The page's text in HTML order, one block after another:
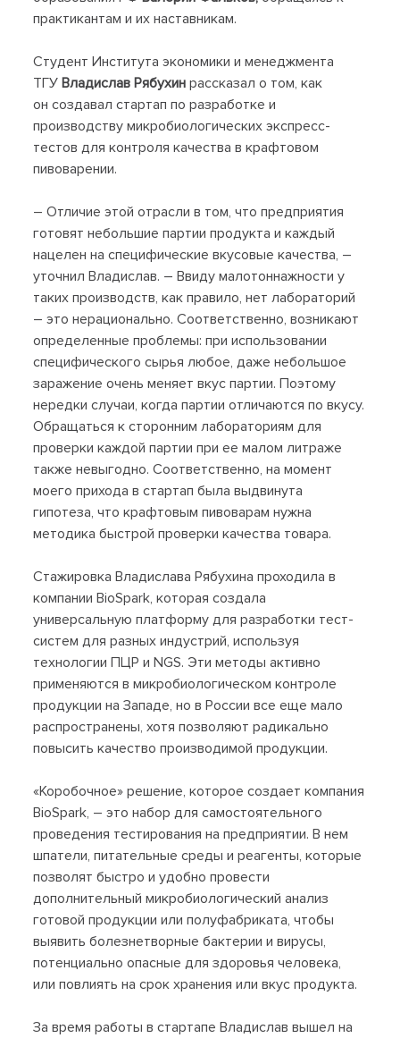
практикантам и их наставникам.
Студент Института экономики и менеджмента
ТГУВладислав Рябухинрассказал о том, как
он создавал стартап по разработке и
производству микробиологических экспресс-
тестов для контроля качества в крафтовом
пивоварении.
– Отличие этой отрасли в том, что предприятия
готовят небольшие партии продукта и каждый
нацелен на специфические вкусовые качества, –
уточнил Владислав. – Ввиду малотоннажности у
таких производств, как правило, нет лабораторий
– это нерационально. Соответственно, возникают
определенные проблемы: при использовании
специфического сырья любое, даже небольшое
заражение очень меняет вкус партии. Поэтому
нередки случаи, когда партии отличаются по вкусу.
Обращаться к сторонним лабораториям для
проверки каждой партии при ее малом литраже
также невыгодно. Соответственно, на момент
моего прихода в стартап была выдвинута
гипотеза, что крафтовым пивоварам нужна
методика быстрой проверки качества товара.
Стажировка Владислава Рябухина проходила в
компании BioSpark, которая создала
универсальную платформу для разработки тест-
систем для разных индустрий, используя
технологии ПЦР и NGS. Эти методы активно
применяются в микробиологическом контроле
продукции на Западе, но в России все еще мало
распространены, хотя позволяют радикально
повысить качество производимой продукции.
«Коробочное» решение, которое создает компания
BioSpark, – это набор для самостоятельного
проведения тестирования на предприятии. В нем
шпатели, питательные среды и реагенты, которые
позволят быстро и удобно провести
дополнительный микробиологический анализ
готовой продукции или полуфабриката, чтобы
выявить болезнетворные бактерии и вирусы,
потенциально опасные для здоровья человека,
или повлиять на срок хранения или вкус продукта.
За время работы в стартапе Владислав вышел на